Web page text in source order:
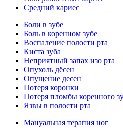
Средний кариес
Боли в зубе
Боль в коренном зубе
Воспаление полости рта
Киста зуба
Неприятный запах изо рта
Опухоль дёсен
Опущение десен
Потеря коронки
Потеря пломбы коренного
Язвы в полости рта
Мануальная терапия ног